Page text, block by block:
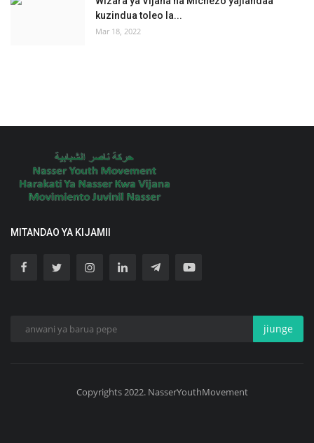
kuzindua toleo la...
Mar 18, 2022
MITANDAO YA KIJAMII
jiunge
Copyrights 2022. NasserYouthMovement